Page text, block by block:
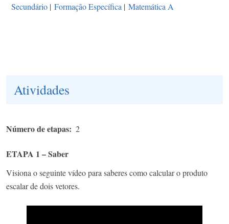
Secundário | Formação Específica | Matemática A
Atividades
Número de etapas 2
ETAPA 1 – Saber
Visiona o seguinte vídeo para saberes como calcular o produto
escalar de dois vetores.